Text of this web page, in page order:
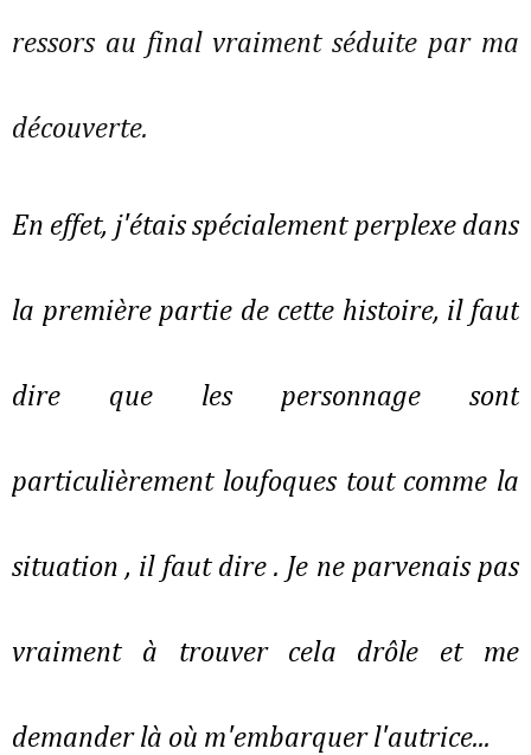
ressors au final vraiment séduite par ma
découverte.
En effet, j'étais spécialement perplexe dans
la première partie de cette histoire, il faut
dire que les personnage sont
particulièrement loufoques tout comme la
situation , il faut dire . Je ne parvenais pas
vraiment à trouver cela drôle et me
demander là où m'embarquer l'autrice...